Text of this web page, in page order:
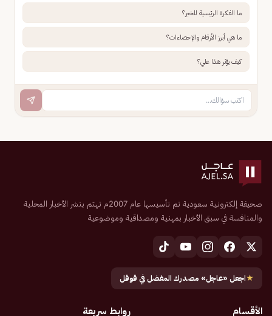
ما الفكرة الرئيسية للخبر؟
ما هي أبرز الأرقام والإحصاءات؟
كيف يؤثر هذا علي؟
صحيفة إلكترونية سعودية تم تأسيسها عام 2007م تهتم بنشر الأخبار المحلية
والمنافسة في سبق الأخبار بمهنية ومصداقية وموضوعية
★اجعل «عاجل» مصدرك المفضل في قوقل
الأقسام روابط سريعة